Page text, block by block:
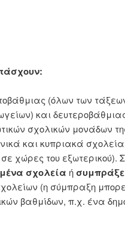
(όλων των
και
σχολικών μονάδων
και κυπριακά
χώρες του εξωτερικού).
σχολεία ή
(η σύμπραξη
βαθμίδων, π.χ. ένα